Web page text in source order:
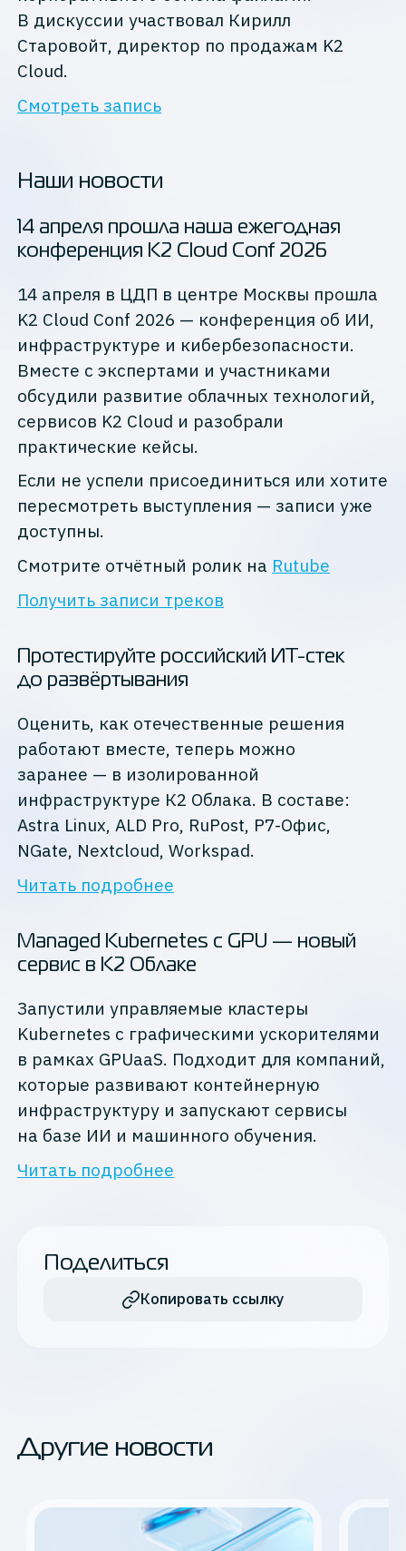
Поделиться
Копировать ссылку
В дискуссии участвовал Кирилл
Старовойт, директор по продажам K2
Cloud.
Смотреть запись
Наши новости
14 апреля прошла наша ежегодная
конференция K2 Cloud Conf 2026
14 апреля в ЦДП в центре Москвы прошла
K2 Cloud Conf 2026 — конференция об ИИ,
инфраструктуре и кибербезопасности.
Вместе с экспертами и участниками
обсудили развитие облачных технологий,
сервисов K2 Cloud и разобрали
практические кейсы.
Если не успели присоединиться или хотите
пересмотреть выступления — записи уже
доступны.
Смотрите отчётный ролик на Rutube
Получить записи треков
Протестируйте российский ИТ-стек
до развёртывания
Оценить, как отечественные решения
работают вместе, теперь можно
заранее — в изолированной
инфраструктуре К2 Облака. В составе:
Astra Linux, ALD Pro, RuPost, Р7-Офис,
NGate, Nextcloud, Workspad.
Читать подробнее
Managed Kubernetes с GPU — новый
сервис в К2 Облаке
Запустили управляемые кластеры
Kubernetes с графическими ускорителями
в рамках GPUaaS. Подходит для компаний,
которые развивают контейнерную
инфраструктуру и запускают сервисы
на базе ИИ и машинного обучения.
Читать подробнее
Другие новости